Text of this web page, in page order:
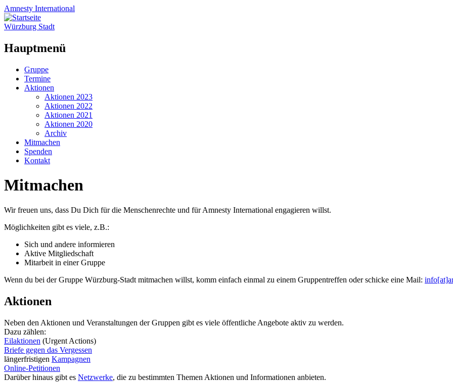
Amnesty International
Würzburg Stadt
Hauptmenü
Zum
Inhalt
springen
Gruppe
Termine
Aktionen
Aktionen 2023
Aktionen 2022
Aktionen 2021
Aktionen 2020
Archiv
Mitmachen
Spenden
Kontakt
Mitmachen
Wir freuen uns, dass Du Dich für die Menschenrechte und für Amnesty International engagieren willst.
Möglichkeiten gibt es viele, z.B.:
Sich und andere informieren
Aktive Mitgliedschaft
Mitarbeit in einer Gruppe
Wenn du bei der Gruppe Würzburg-Stadt mitmachen willst, komm einfach einmal zu einem Gruppentreffen oder schicke eine Mail:
Aktionen
Neben den Aktionen und Veranstaltungen der Gruppen gibt es viele öffentliche Angebote aktiv zu werden.
Dazu zählen:
Eilaktionen (Urgent Actions)
Briefe gegen das Vergessen
längerfristigen Kampagnen
Online-Petitionen
Darüber hinaus gibt es Netzwerke, die zu bestimmten Themen Aktionen und Informationen anbieten.